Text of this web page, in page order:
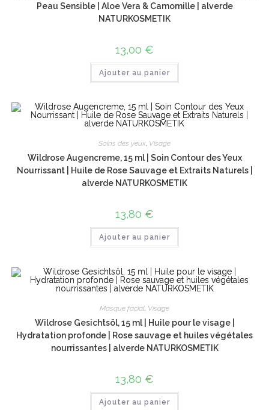
Peau Sensible | Aloe Vera & Camomille | alverde
NATURKOSMETIK
13,00 €
Ajouter au panier
Soins des yeux, Visage
Wildrose Augencreme, 15 ml | Soin Contour des Yeux
Nourrissant | Huile de Rose Sauvage et Extraits Naturels |
alverde NATURKOSMETIK
13,80 €
Ajouter au panier
Masque facial Visage
Wildrose Gesichtsöl, 15 ml | Huile pour le visage |
Hydratation profonde | Rose sauvage et huiles végétales
nourrissantes | alverde NATURKOSMETIK
13,80 €
Ajouter au panier